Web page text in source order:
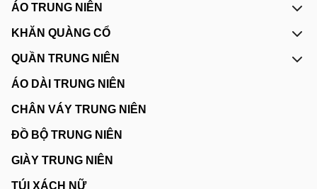
ÁO TRUNG NIÊN
KHĂN QUÀNG CỔ
QUẦN TRUNG NIÊN
ÁO DÀI TRUNG NIÊN
CHÂN VÁY TRUNG NIÊN
ĐỒ BỘ TRUNG NIÊN
GIÀY TRUNG NIÊN
TÚI XÁCH NỮ